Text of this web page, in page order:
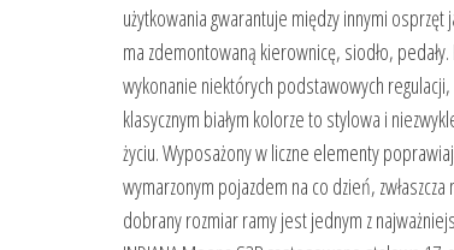
użytkowania gwarantuje między innymi
ma zdemontowaną kierownicę, siodło,
wykonanie niektórych podstawowych
klasycznym białym kolorze to stylowa i
życiu. Wyposażony w liczne elementy
wymarzonym pojazdem na co dzień,
dobrany rozmiar ramy jest jednym z